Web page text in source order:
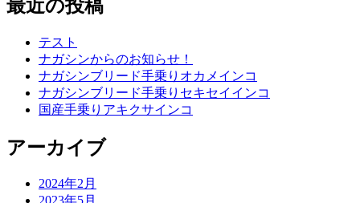
最近の投稿
テスト
ナガシンからのお知らせ！
ナガシンブリード手乗りオカメインコ
ナガシンブリード手乗りセキセイインコ
国産手乗りアキクサインコ
アーカイブ
2024年2月